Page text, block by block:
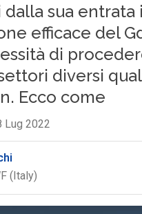
dalla sua
efficace del
di
diversi
Ecco come
Lug 2022
(Italy)